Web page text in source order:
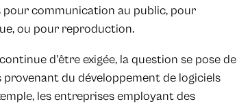
communication au public, pour
ou pour reproduction.
d'être exigée, la question se pose de
du développement de logiciels
les entreprises employant des